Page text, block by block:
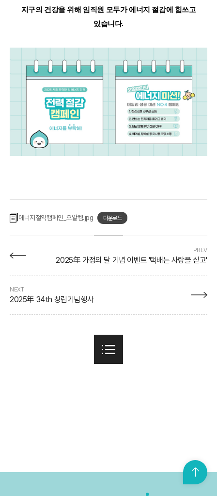
지구의 건강을 위해 임직원 모두가 에너지 절감에 힘쓰고
있습니다.
에너지절약캠페인_오알켐 다운로드
PREV
2025年 가정의 달 기념 이벤트 '택배는 사랑을 싣고'
NEXT
2025年 34th 창립기념행사
맨
위